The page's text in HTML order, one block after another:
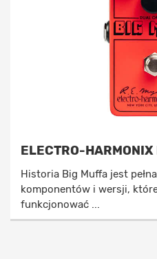
ELECTRO-HARMONIX
Historia Big Muffa jest
komponentów i wersji,
funkcjonować ...